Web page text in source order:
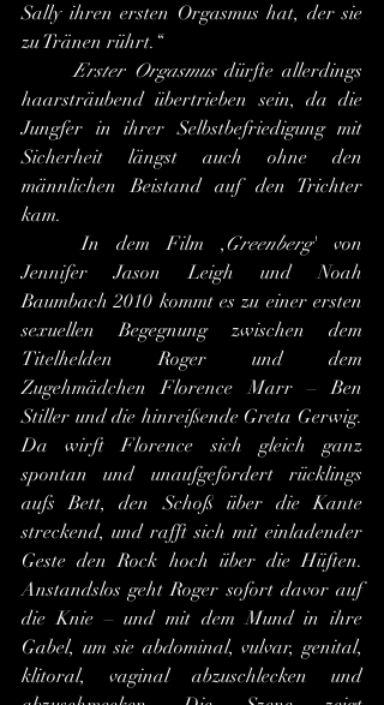
Sally ihren ersten Orgasmus hat, der sie
zu Tränen rührt.“
Erster Orgasmus dürfte allerdings
haarsträubend übertrieben sein, da die
Jungfer in ihrer Selbstbefriedigung mit
Sicherheit längst auch ohne den
männlichen Beistand auf den Trichter
kam.
	In dem Film ,
Greenberg' von
Jennifer Jason Leigh und Noah
Baumbach 2010 kommt es zu einer ersten
sexuellen Begegnung zwischen dem
Titelhelden Roger und dem
Zugehmädchen Florence Marr – Ben
Stiller und die hinreißende Greta Gerwig.
Da wirft Florence sich gleich ganz
spontan und unaufgefordert rücklings
aufs Bett, den Schoß über die Kante
streckend, und rafft sich mit einladender
Geste den Rock hoch über die Hüften.
Anstandslos geht Roger sofort davor auf
die Knie – und mit dem Mund in ihre
Gabel, um sie abdominal, vulvar, genital,
klitoral, vaginal abzuschlecken und